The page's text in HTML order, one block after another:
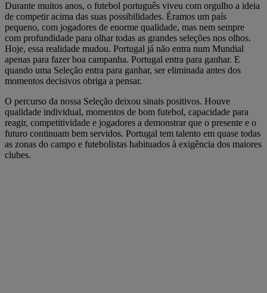
Durante muitos anos, o futebol português viveu com orgulho a ideia
de competir acima das suas possibilidades. Éramos um país
pequeno, com jogadores de enorme qualidade, mas nem sempre
com profundidade para olhar todas as grandes seleções nos olhos.
Hoje, essa realidade mudou. Portugal já não entra num Mundial
apenas para fazer boa campanha. Portugal entra para ganhar. E
quando uma Seleção entra para ganhar, ser eliminada antes dos
momentos decisivos obriga a pensar.
O percurso da nossa Seleção deixou sinais positivos. Houve
qualidade individual, momentos de bom futebol, capacidade para
reagir, competitividade e jogadores a demonstrar que o presente e o
futuro continuam bem servidos. Portugal tem talento em quase todas
as zonas do campo e futebolistas habituados à exigência dos maiores
clubes.